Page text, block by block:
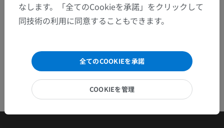
情報
なします。「全てのCookieを承諾」をクリックして
同技術の利用に同意することもできます。
全てのCOOKIEを承諾
COOKIEを管理